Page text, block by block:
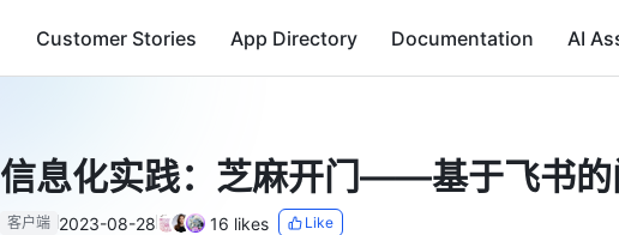
Customer Stories App Directory Documentation AI
信息化实践：芝麻开门——基于飞书的
客户端 2023-08-28 16 likes Like